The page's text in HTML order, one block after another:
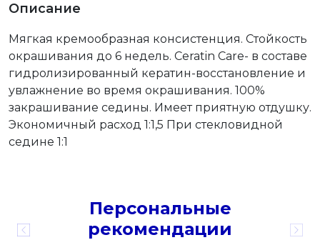
Описание
Мягкая кремообразная консистенция. Стойкость
окрашивания до 6 недель. Ceratin Care- в составе
гидролизированный кератин-восстановление и
увлажнение во время окрашивания. 100%
закрашивание седины. Имеет приятную отдушку.
Экономичный расход 1:1,5 При стекловидной
седине 1:1
Персональные
рекомендации